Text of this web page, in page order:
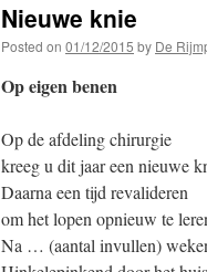
Nieuwe knie
Posted on 01/12/2015 by De
Op eigen benen
Op de afdeling chirurgie
kreeg u dit jaar een nieuwe
Daarna een tijd revalideren
om het lopen opnieuw te
Na … (aantal invullen)